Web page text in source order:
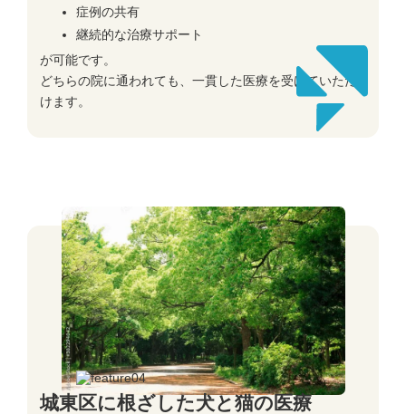
症例の共有
継続的な治療サポート
が可能です。
どちらの院に通われても、一貫した医療を受けていただ
けます。
城東区に根ざした犬と猫の医療